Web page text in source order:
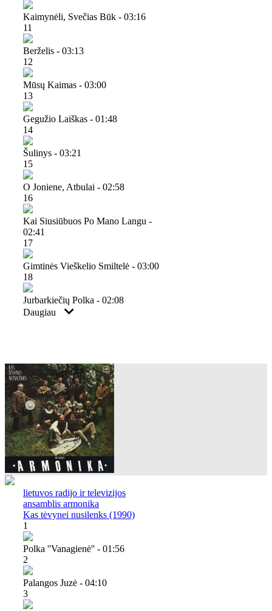
Kaimynėli, Svečias Būk - 03:16
11
Berželis - 03:13
12
Mūsų Kaimas - 03:00
13
Gegužio Laiškas - 01:48
14
Šulinys - 03:21
15
O Joniene, Atbulai - 02:58
16
Kai Siusiūbuos Po Mano Langu -
02:41
17
Gimtinės Vieškelio Smiltelė - 03:00
18
Jurbarkiečių Polka - 02:08
Daugiau
lietuvos radijo ir televizijos
ansamblis armonika
Kas tėvynei nusilenks (1990)
1
Polka ''vanagienė'' - 01:56
2
Palangos Juzė - 04:10
3